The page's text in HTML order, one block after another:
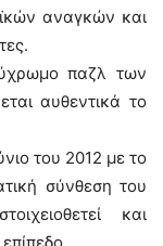
αναγκών και
παζλ των
αυθεντικά το
του 2012 με το
σύνθεση του
και